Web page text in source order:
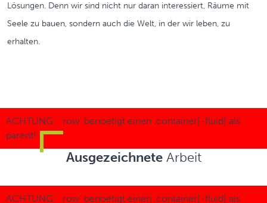
Lösungen. Denn wir sind nicht nur daran interessiert, Räume mit
Seele zu bauen, sondern auch die Welt, in der wir leben, zu
erhalten.
AusgezeichneteArbeit